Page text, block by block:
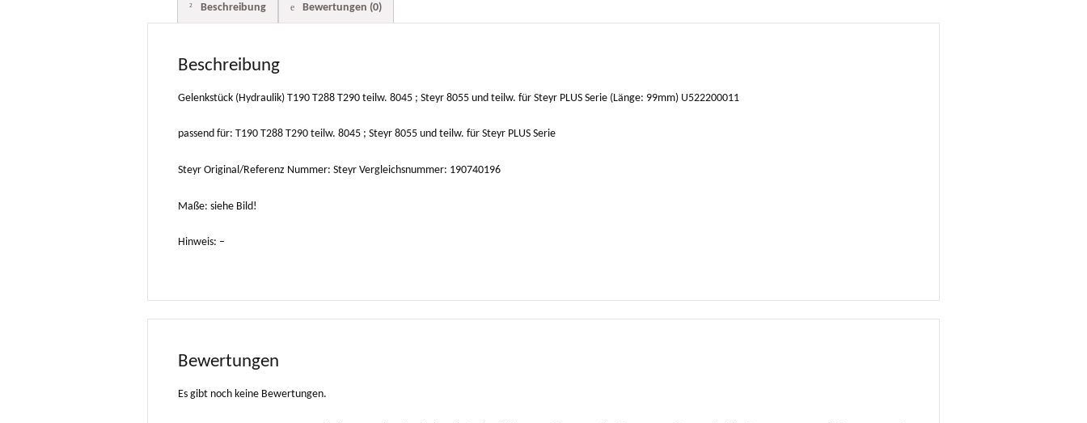
Beschreibung Bewertungen (0)
Beschreibung
Gelenkstück (Hydraulik) T190 T288 T290 teilw. 8045 ; Steyr 8055 und teilw. für Steyr PLUS Serie (Länge: 99mm) U522200011
passend für: T190 T288 T290 teilw. 8045 ; Steyr 8055 und teilw. für Steyr PLUS Serie
Steyr Original/Referenz Nummer: Steyr Vergleichsnummer: 190740196
Maße: siehe Bild!
Hinweis: –
Bewertungen
Es gibt noch keine Bewertungen.